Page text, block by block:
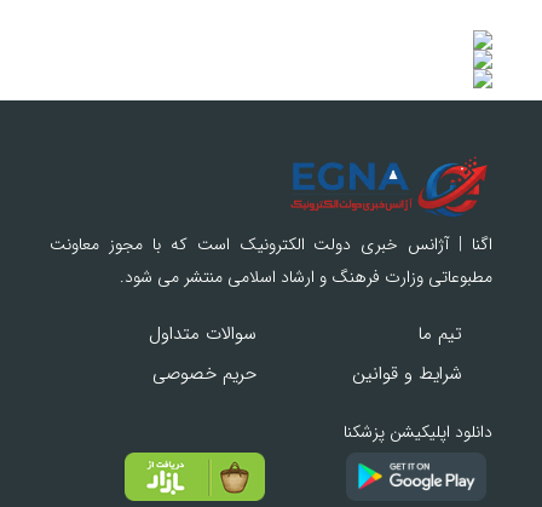
اگنا | آژانس خبری دولت الکترونیک است که با مجوز معاونت
مطبوعاتی وزارت فرهنگ و ارشاد اسلامی منتشر می شود.
تیم ما
سوالات متداول
شرایط و قوانین
حریم خصوصی
دانلود اپلیکیشن پزشکنا